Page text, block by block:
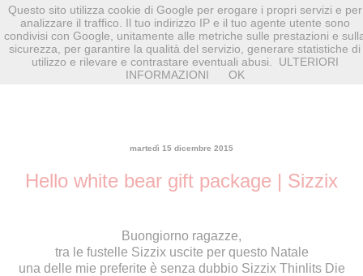
martedì 15 dicembre 2015
Hello white bear gift package | Sizzix
Buongiorno ragazze,
tra le fustelle Sizzix uscite per questo Natale
una delle mie preferite è senza dubbio Sizzix Thinlits Die
Questo sito utilizza cookie di Google per erogare i propri servizi e per
analizzare il traffico. Il tuo indirizzo IP e il tuo agente utente sono
condivisi con Google, unitamente alle metriche sulle prestazioni e
sicurezza, per garantire la qualità del servizio, generare statistiche di
utilizzo e rilevare e contrastare eventuali abusi.
ULTERIORI
INFORMAZIONI
OK